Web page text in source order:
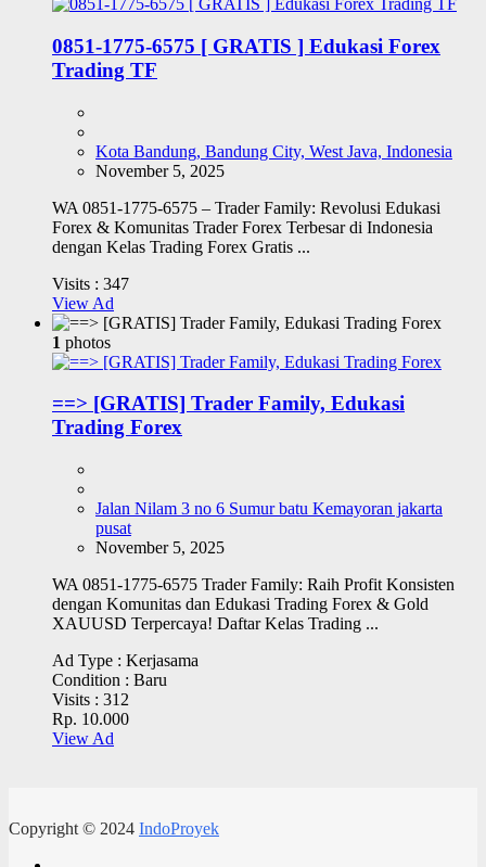
0851-1775-6575 [ GRATIS ] Edukasi Forex
Trading TF
Kota Bandung, Bandung City, West Java, Indonesia
November 5, 2025
WA 0851-1775-6575 – Trader Family: Revolusi Edukasi
Forex & Komunitas Trader Forex Terbesar di Indonesia
dengan Kelas Trading Forex Gratis ...
Visits : 347
View Ad
1 photos
==> [GRATIS] Trader Family, Edukasi
Trading Forex
Jalan Nilam 3 no 6 Sumur batu Kemayoran jakarta
pusat
November 5, 2025
WA 0851-1775-6575 Trader Family: Raih Profit Konsisten
dengan Komunitas dan Edukasi Trading Forex & Gold
XAUUSD Terpercaya! Daftar Kelas Trading ...
Ad Type : Kerjasama
Condition : Baru
Visits : 312
Rp. 10.000
View Ad
Copyright © 2024 IndoProyek